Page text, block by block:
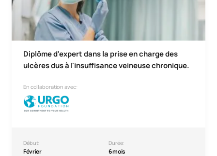
Diplôme d'expert dans la prise en charge des
ulcères dus à l'insuffisance veineuse chronique.
En collaboration avec:
Début:
Février
Durée:
6 mois